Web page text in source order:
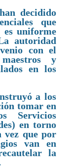
decidido
que
es uniforme
autoridad
con el
y
en los
a los
tomar en
Servicios
en torno
vez que por
van en
la